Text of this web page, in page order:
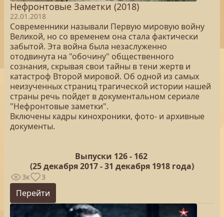
Нефронтовые Заметки (2018)
22.01.2018
Современники называли Первую мировую войну
Великой, но со временем она стала фактически
забытой. Эта война была незаслуженно
отодвинута на "обочину" общественного
сознания, скрывая свои тайны в тени жертв и
катастроф Второй мировой. Об одной из самых
неизученных страниц трагической истории нашей
страны речь пойдет в документальном сериале
"Нефронтовые заметки".
Включены кадры кинохроники, фото- и архивные
документы.
Выпуски 126 - 162
(25декабря 2017 - 31 декабря 1918 года)
3к 3
Перейти